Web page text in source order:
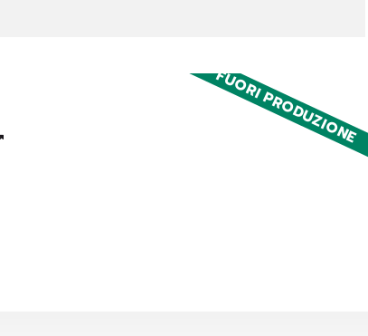
FUORI PRODUZIONE